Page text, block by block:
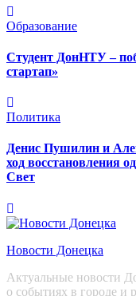
Образование
Студент ДонНТУ –
стартап»
Политика
Денис Пушилин и
ход восстановления
Свет
Новости Донецка
Актуальные новости
о событиях в городе и